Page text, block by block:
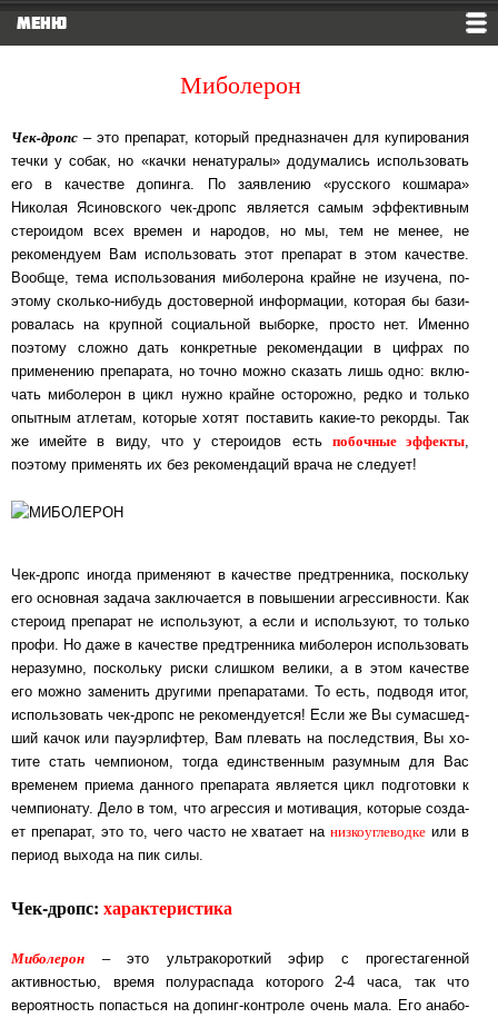
МЕНЮ
Миболерон
Чек-дропс – это препарат, который предназначен для купирования
течки у собак, но «кач­ки не­на­ту­ра­лы» додумались использовать
его в качестве допинга. По заявлению «рус­ско­го кош­ма­ра»
Николая Ясиновского чек-дропс является самым эффективным
сте­рои­дом всех вре­мен и народов, но мы, тем не менее, не
рекомендуем Вам ис­поль­зо­вать этот пре­па­рат в этом качестве.
Вообще, тема использования миболерона край­не не изу­че­на, по­
это­му сколько-нибудь достоверной информации, которая бы ба­зи­
ро­ва­лась на круп­ной со­ци­аль­ной выборке, просто нет. Именно
поэтому сложно дать кон­крет­ные ре­ко­мен­да­ции в циф­рах по
применению препарата, но точно можно сказать лишь од­но: вклю­
чать ми­бо­ле­рон в цикл нужно крайне осторожно, редко и только
опыт­ным ат­ле­там, ко­то­рые хо­тят по­ста­вить какие-то рекорды.Так
же имейте в виду, что у стероидов есть побочные эффекты
поэтому применять их без рекомендаций врача не следует!
Чек-дропс иногда применяют в качестве предтренника, поскольку
его основная задача за­клю­ча­ет­ся в по­вы­ше­нии агрессивности. Как
стероид препарат не ис­поль­зу­ют, а ес­ли и ис­поль­зу­ют, то только
профи. Но даже в качестве предтренника миболерон ис­поль­зо­вать
не­ра­зум­но, по­сколь­ку риски слишком велики, а в этом качестве
его можно за­ме­нить дру­ги­ми пре­па­ра­та­ми. То есть, подводя итог,
использовать чек-дропс не ре­ко­мен­ду­ет­ся! Ес­ли же Вы су­ма­сшед­
ший качок или пауэрлифтер, Вам плевать на последствия, Вы хо­
ти­те стать чем­пи­о­ном, тогда единственным разумным для Вас
временем приема дан­но­го пре­па­ра­та яв­ля­ет­ся цикл подготовки к
чемпионату. Дело в том, что агрессия и мо­ти­ва­ция, ко­то­рые соз­да­
ет препарат, это то, чего часто не хватает нанизкоуглеводке или в
пе­ри­од вы­хо­да на пик си­лы.
Чек-дропс: характеристика
Миболерон – это ультракороткий эфир с прогестагенной
активностью, время по­лу­рас­па­да ко­то­ро­го 2-4 часа, так что
вероятность попасться на допинг-контроле очень ма­ла. Его ана­бо­